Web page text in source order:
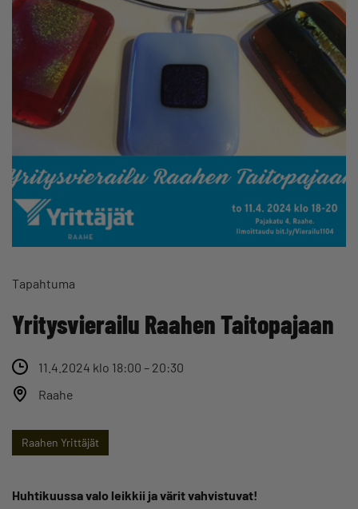
Tapahtuma
Yritysvierailu Raahen Taitopajaan
11.4.2024 klo 18:00 – 20:30
Raahe
Raahen Yrittäjät
Huhtikuussa valo leikkii ja värit vahvistuvat!